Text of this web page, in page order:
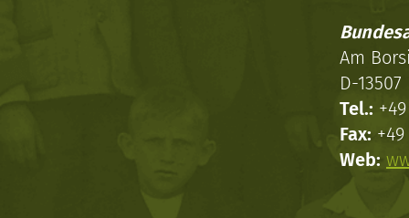
Am
D-
Tel.:
Fax:
Web: